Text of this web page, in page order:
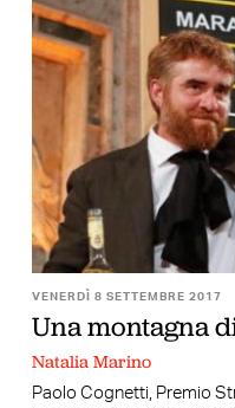
VENERDÌ 8 SETTEMBRE 2017
Una montagna
Natalia Marino
Paolo Cognetti, Premio